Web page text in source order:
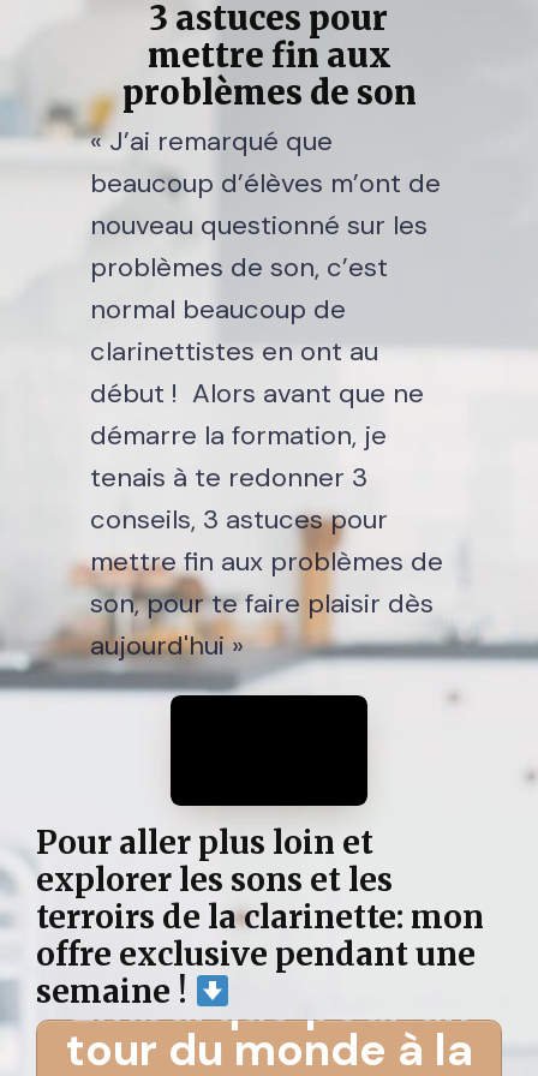
3 astuces pour
mettre fin aux
problèmes de son
« J’ai remarqué que
beaucoup d’élèves m’ont de
nouveau questionné sur les
problèmes de son, c’est
normal beaucoup de
clarinettistes en ont au
début ! Alors avant que ne
démarre la formation, je
tenais à te redonner 3
conseils, 3 astuces pour
mettre fin aux problèmes de
son, pour te faire plaisir dès
aujourd'hui »
Pour aller plus loin et
explorer les sons et les
terroirs de la clarinette: mon
offre exclusive pendant une
semaine !
Embarque pour un
tour du monde à la